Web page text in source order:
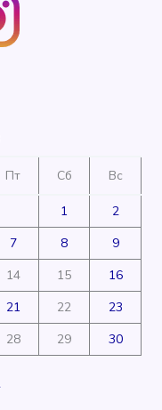
Пт Сб Вс
1
2
7 8
9
14 15
16
21 22
23
28 29 30